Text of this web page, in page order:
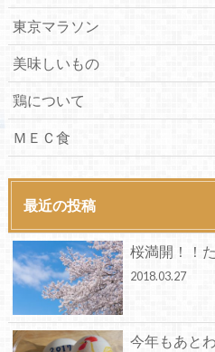
東京マラソン
美味しいもの
鶏について
ＭＥＣ食
最近の投稿
桜満開！！
2018.03.27
今年もあと